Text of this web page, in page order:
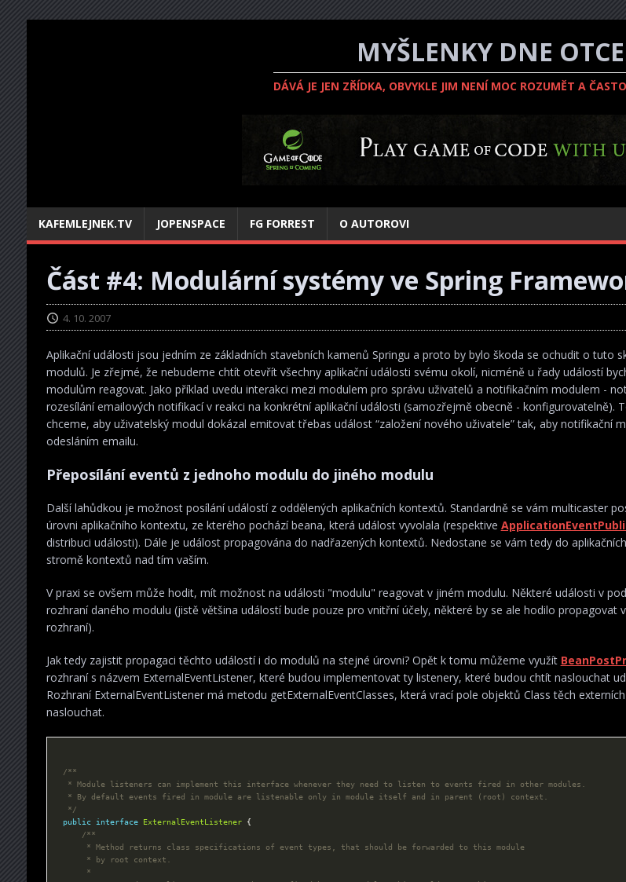
MYŠLENKY DNE
DÁVÁ JE JEN ZŘÍDKA, OBVYKLE JIM NENÍ MOC ROZUMĚT A
KAFEMLEJNEK.TV JOPENSPACE FG FORREST O AUTOROVI
Část #4: Modulární systémy ve Spring
4. 10. 2007
Aplikační události jsou jedním ze základních stavebních kamenů Springu a proto by bylo škoda se ochudit o tuto
modulů. Je zřejmé, že nebudeme chtít otevřít všechny aplikační události svému okolí, nicméně u řady událostí
modulům reagovat. Jako příklad uvedu interakci mezi modulem pro správu uživatelů a notifikačním modulem -
rozesílání emailových notifikací v reakci na konkrétní aplikační události (samozřejmě obecně - konfigurovatelně).
chceme, aby uživatelský modul dokázal emitovat třebas událost “založení nového uživatele” tak, aby notifikační
odesláním emailu.
Přeposílání eventů z jednoho modulu do jiného modulu
Další lahůdkou je možnost posílání událostí z oddělených aplikačních kontextů. Standardně se vám multicaster
úrovni aplikačního kontextu, ze kterého pochází beana, která událost vyvolala (respektive
distribuci události). Dále je událost propagována do nadřazených kontextů. Nedostane se vám tedy do
stromě kontextů nad tím vaším.
V praxi se ovšem může hodit, mít možnost na události "modulu" reagovat v jiném modulu. Některé události v
rozhraní daného modulu (jistě většina událostí bude pouze pro vnitřní účely, některé by se ale hodilo propagovat
rozhraní).
Jak tedy zajistit propagaci těchto událostí i do modulů na stejné úrovni? Opět k tomu můžeme využít
rozhraní s názvem ExternalEventListener, které budou implementovat ty listenery, které budou chtít naslouchat
Rozhraní ExternalEventListener má metodu getExternalEventClasses, která vrací pole objektů Class těch
naslouchat.
*/
public
interface ExternalEventListener
	 * Method returns class specifications of event types, that should be forwarded to this module